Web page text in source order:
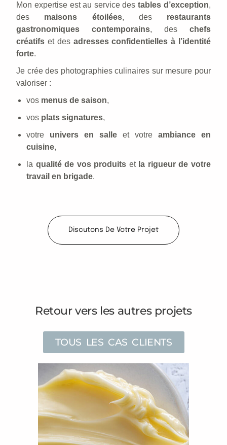
Mon expertise est au service destables d’exception,
des maisons étoilées, des restaurants
gastronomiques contemporains, des chefs
créatifs et des adresses confidentielles à l’identité
forte.
Je crée des photographies culinaires sur mesure pour
valoriser :
vos menus de saison,
vos plats signatures,
votre univers en salle et votre ambiance en
cuisine,
la qualité de vos produits et la rigueur de votre
travail en brigade.
Discutons De Votre Projet
Retour vers les autres projets
TOUS LES CAS CLIENTS